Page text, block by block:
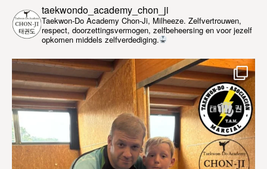
taekwondo_academy_chon_ji
Taekwon-Do Academy Chon-Ji, Milheeze. Zelfvertrouwen,
respect, doorzettingsvermogen, zelfbeheersing en voor jezelf
opkomen middels zelfverdediging.